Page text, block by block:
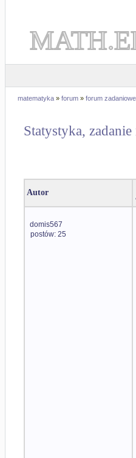
matematyka » forum » forum
Statystyka,
Autor
domis567
postów: 25